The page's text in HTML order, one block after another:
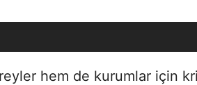
hem de kurumlar için